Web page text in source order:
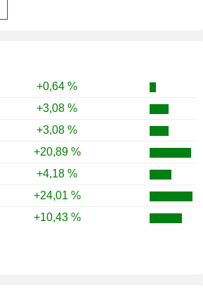
+0,64 %
+3,08 %
+3,08 %
+20,89 %
+4,18 %
+24,01 %
+10,43 %